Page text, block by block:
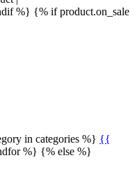
%} {% if product.on_sale
in categories %} {{
%} {% else %}